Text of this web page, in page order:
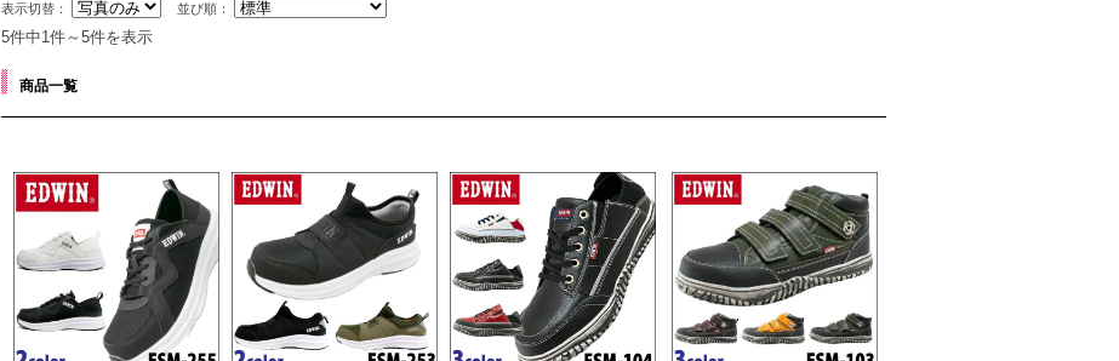
表示切替： 並び順：
5件中1件～5件を表示
商品一覧